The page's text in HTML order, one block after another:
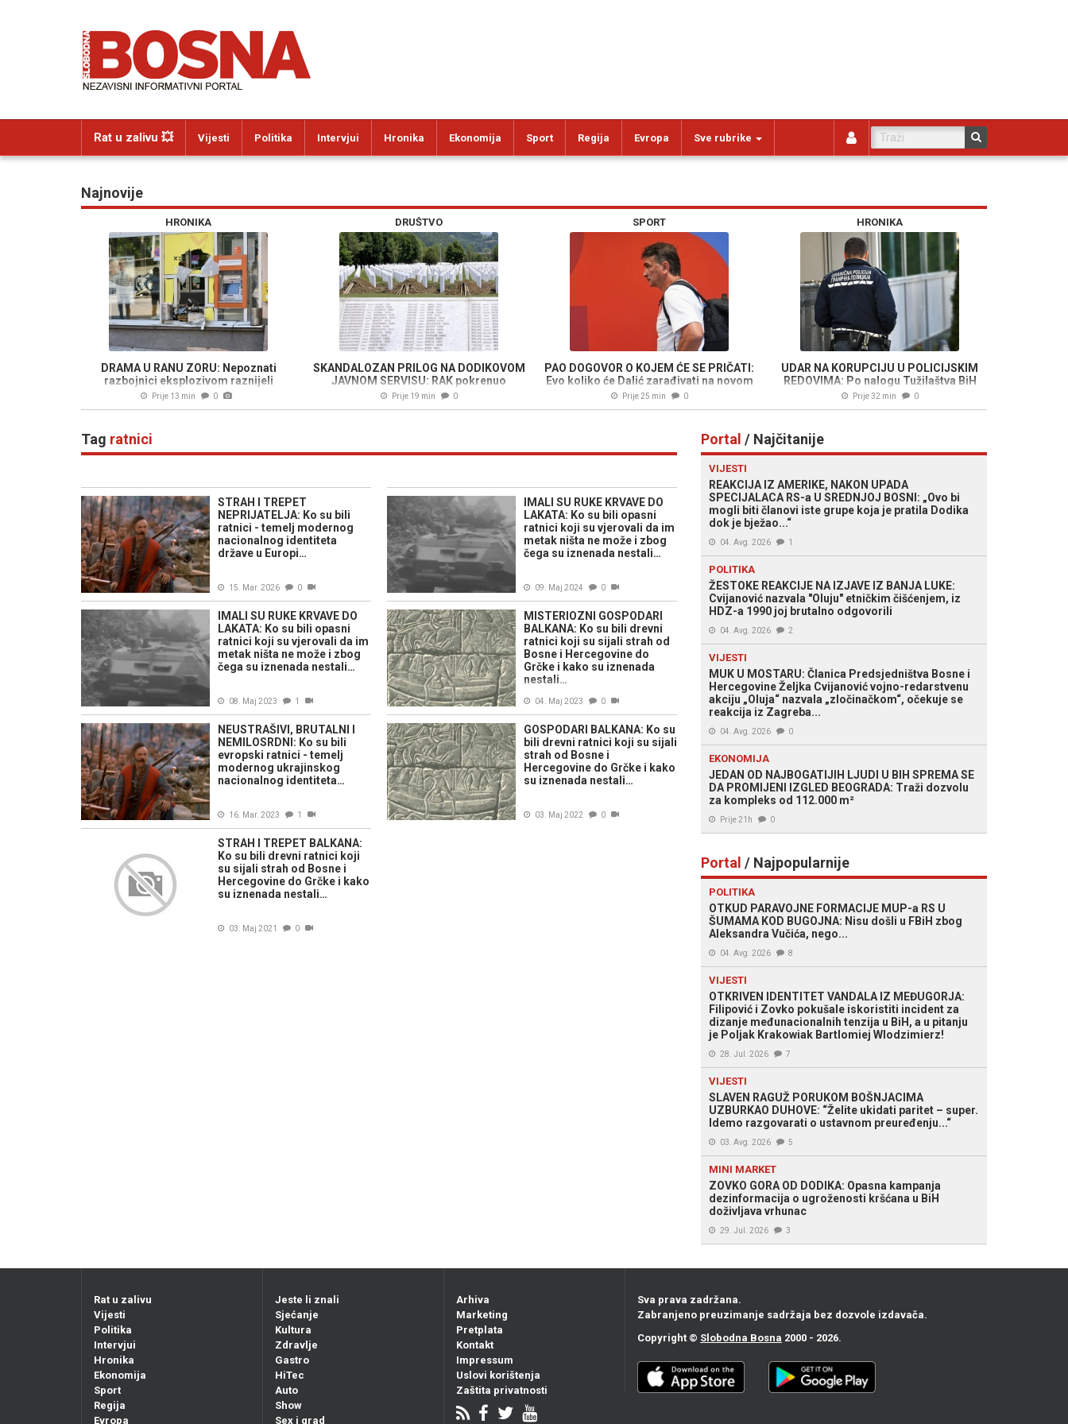
Rat u zalivu 💥 Vijesti Politika Intervjui Hronika Ekonomija Sport Regija Evropa Sve rubrike
Najnovije
HRONIKA
DRAMA U RANU ZORU: Nepoznati
razbojnici eksplozivom raznijeli
bankomat u sarajevskom naselju,
Prije 13 min 0
DRUŠTVO
SKANDALOZAN PRILOG NA DODIKOVOM
JAVNOM SERVISU: RAK pokrenuo
postupak protiv RTRS-a po zajedničkom
Prije 19 min 0
SPORT
PAO DOGOVOR O KOJEM ĆE SE PRIČATI:
Evo koliko će Dalić zarađivati na novom
poslu
Prije 25 min 0
HRONIKA
UDAR NA KORUPCIJU U POLICIJSKIM
REDOVIMA: Po nalogu Tužilaštva BiH
uhapšen pripadnik Granične policije
Prije 32 min 0
Tag ratnici
STRAH I TREPET
NEPRIJATELJA: Ko su bili
ratnici - temelj modernog
nacionalnog identiteta
države u Europi…
15. Mar. 2026 0
IMALI SU RUKE KRVAVE DO
LAKATA: Ko su bili opasni
ratnici koji su vjerovali da im
metak ništa ne može i zbog
čega su iznenada nestali…
09. Maj 2024 0
IMALI SU RUKE KRVAVE DO
LAKATA: Ko su bili opasni
ratnici koji su vjerovali da im
metak ništa ne može i zbog
čega su iznenada nestali…
08. Maj 2023 1
MISTERIOZNI GOSPODARI
BALKANA: Ko su bili drevni
ratnici koji su sijali strah od
Bosne i Hercegovine do
Grčke i kako su iznenada
nestali…
04. Maj 2023 0
NEUSTRAŠIVI, BRUTALNI I
NEMILOSRDNI: Ko su bili
evropski ratnici - temelj
modernog ukrajinskog
nacionalnog identiteta…
16. Mar. 2023 1
GOSPODARI BALKANA: Ko su
bili drevni ratnici koji su sijali
strah od Bosne i
Hercegovine do Grčke i kako
su iznenada nestali…
03. Maj 2022 0
STRAH I TREPET BALKANA:
Ko su bili drevni ratnici koji
su sijali strah od Bosne i
Hercegovine do Grčke i kako
su iznenada nestali…
03. Maj 2021 0
Portal / Najčitanije
VIJESTI
REAKCIJA IZ AMERIKE, NAKON UPADA
SPECIJALACA RS-a U SREDNJOJ BOSNI: „Ovo bi
mogli biti članovi iste grupe koja je pratila Dodika
dok je bježao...“
04. Avg. 2026 1
POLITIKA
ŽESTOKE REAKCIJE NA IZJAVE IZ BANJA LUKE:
Cvijanović nazvala "Oluju" etničkim čišćenjem, iz
HDZ-a 1990 joj brutalno odgovorili
04. Avg. 2026 2
VIJESTI
MUK U MOSTARU: Članica Predsjedništva Bosne i
Hercegovine Željka Cvijanović vojno-redarstvenu
akciju „Oluja“ nazvala „zločinačkom“, očekuje se
reakcija iz Zagreba...
04. Avg. 2026 0
EKONOMIJA
JEDAN OD NAJBOGATIJIH LJUDI U BIH SPREMA SE
DA PROMIJENI IZGLED BEOGRADA: Traži dozvolu
za kompleks od 112.000 m²
Prije 21h 0
Portal / Najpopularnije
POLITIKA
OTKUD PARAVOJNE FORMACIJE MUP-a RS U
ŠUMAMA KOD BUGOJNA: Nisu došli u FBiH zbog
Aleksandra Vučića, nego...
04. Avg. 2026 8
VIJESTI
OTKRIVEN IDENTITET VANDALA IZ MEĐUGORJA:
Filipović i Zovko pokušale iskoristiti incident za
dizanje međunacionalnih tenzija u BiH, a u pitanju
je Poljak Krakowiak Bartlomiej Wlodzimierz!
28. Jul. 2026 7
VIJESTI
SLAVEN RAGUŽ PORUKOM BOŠNJACIMA
UZBURKAO DUHOVE: “Želite ukidati paritet – super.
Idemo razgovarati o ustavnom preuređenju...“
03. Avg. 2026 5
MINI MARKET
ZOVKO GORA OD DODIKA: Opasna kampanja
dezinformacija o ugroženosti kršćana u BiH
doživljava vrhunac
29. Jul. 2026 3
Rat u zalivu
Vijesti
Politika
Intervjui
Hronika
Ekonomija
Sport
Regija
Evropa
Jeste li znali
Sjećanje
Kultura
Zdravlje
Gastro
HiTec
Auto
Show
Sex i grad
Arhiva
Marketing
Pretplata
Kontakt
Impressum
Uslovi korištenja
Zaštita privatnosti
Sva prava zadržana.
Zabranjeno preuzimanje sadržaja bez dozvole izdavača.
Copyright © Slobodna Bosna 2000 - 2026.